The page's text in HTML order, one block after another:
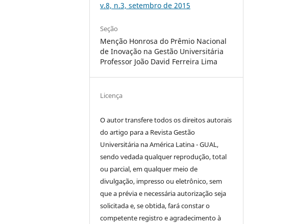
v.8, n.3, setembro de 2015
Seção
Menção Honrosa do Prêmio Nacional
de Inovação na Gestão Universitária
Professor João David Ferreira Lima
Licença
O autor transfere todos os direitos autorais
do artigo para a Revista Gestão
Universitária na América Latina - GUAL,
sendo vedada qualquer reprodução, total
ou parcial, em qualquer meio de
divulgação, impresso ou eletrônico, sem
que a prévia e necessária autorização seja
solicitada e, se obtida, fará constar o
competente registro e agradecimento à